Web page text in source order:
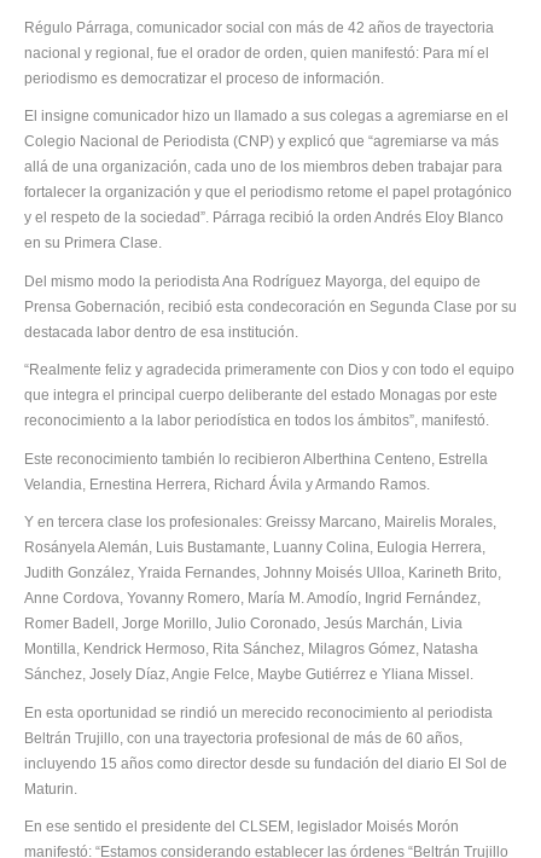
Régulo Párraga, comunicador social con más de 42 años de trayectoria
nacional y regional, fue el orador de orden, quien manifestó: Para mí el
periodismo es democratizar el proceso de información.
El insigne comunicador hizo un llamado a sus colegas a agremiarse en el
Colegio Nacional de Periodista (CNP) y explicó que “agremiarse va más
allá de una organización, cada uno de los miembros deben trabajar para
fortalecer la organización y que el periodismo retome el papel protagónico
y el respeto de la sociedad”. Párraga recibió la orden Andrés Eloy Blanco
en su Primera Clase.
Del mismo modo la periodista Ana Rodríguez Mayorga, del equipo de
Prensa Gobernación, recibió esta condecoración en Segunda Clase por su
destacada labor dentro de esa institución.
“Realmente feliz y agradecida primeramente con Dios y con todo el equipo
que integra el principal cuerpo deliberante del estado Monagas por este
reconocimiento a la labor periodística en todos los ámbitos”, manifestó.
Este reconocimiento también lo recibieron Alberthina Centeno, Estrella
Velandia, Ernestina Herrera, Richard Ávila y Armando Ramos.
Y en tercera clase los profesionales: Greissy Marcano, Mairelis Morales,
Rosányela Alemán, Luis Bustamante, Luanny Colina, Eulogia Herrera,
Judith González, Yraida Fernandes, Johnny Moisés Ulloa, Karineth Brito,
Anne Cordova, Yovanny Romero, María M. Amodío, Ingrid Fernández,
Romer Badell, Jorge Morillo, Julio Coronado, Jesús Marchán, Livia
Montilla, Kendrick Hermoso, Rita Sánchez, Milagros Gómez, Natasha
Sánchez, Josely Díaz, Angie Felce, Maybe Gutiérrez e Yliana Missel.
En esta oportunidad se rindió un merecido reconocimiento al periodista
Beltrán Trujillo, con una trayectoria profesional de más de 60 años,
incluyendo 15 años como director desde su fundación del diario El Sol de
Maturin.
En ese sentido el presidente del CLSEM, legislador Moisés Morón
manifestó: “Estamos considerando establecer las órdenes “Beltrán Trujillo